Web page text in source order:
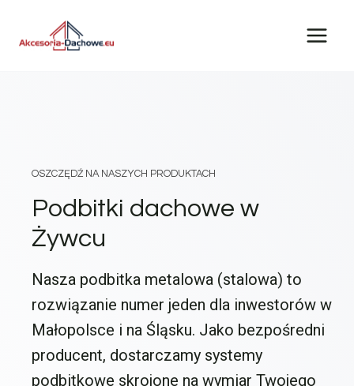
OSZCZĘDŹ NA NASZYCH PRODUKTACH
Podbitki dachowe w
Żywcu
Nasza podbitka metalowa (stalowa) to
rozwiązanie numer jeden dla inwestorów w
Małopolsce i na Śląsku. Jako bezpośredni
producent, dostarczamy systemy
podbitkowe skrojone na wymiar Twojego